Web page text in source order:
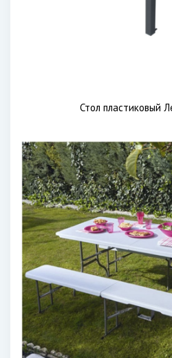
Стол пластиковый